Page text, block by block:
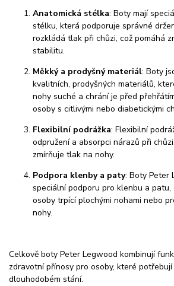
Anatomická stélka: Boty mají
stélku, která podporuje správné
rozkládá tlak při chůzi, což pomáhá
stabilitu.
Měkký a prodyšný materiál: Boty
kvalitních, prodyšných materiálů,
nohy suché a chrání je před
osoby s citlivými nebo diabetickými
Flexibilní podrážka: Flexibilní
odpružení a absorpci nárazů při
zmírňuje tlak na nohy.
Podpora klenby a paty: Boty Peter
speciální podporu pro klenbu a patu,
osoby trpící plochými nohami nebo
nohy.
Celkově boty Peter Legwood kombinují
zdravotní přínosy pro osoby, které
dlouhodobém stání.